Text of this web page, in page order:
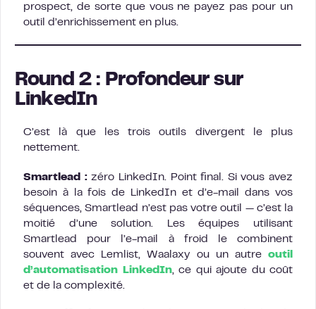
prospect, de sorte que vous ne payez pas pour un
outil d’enrichissement en plus.
Round 2 : Profondeur sur
LinkedIn
C’est là que les trois outils divergent le plus
nettement.
Smartlead :zéro LinkedIn. Point final. Si vous avez
besoin à la fois de LinkedIn et d’e-mail dans vos
séquences, Smartlead n’est pas votre outil — c’est la
moitié d’une solution. Les équipes utilisant
Smartlead pour l’e-mail à froid le combinent
souvent avec Lemlist, Waalaxy ou un autre outil
d’automatisation LinkedIn, ce qui ajoute du coût
et de la complexité.